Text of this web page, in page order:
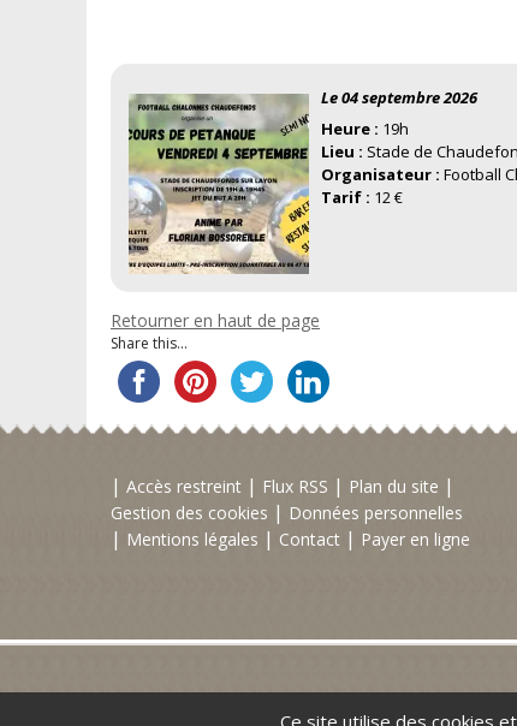
Ce site utilise des cookies
Le 04 septembre 2026
Heure : 19h
Lieu : Stade de
Organisateur : Football
Tarif : 12 €
Retourner en haut de page
Share this...
Accès restreint Flux RSS
Plan du site
Gestion des cookies
Données personnelles
Mentions légales
Contact Payer en ligne